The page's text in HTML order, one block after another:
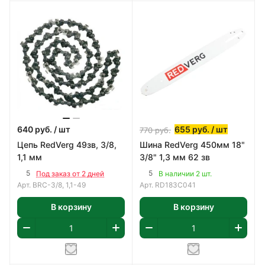
640 руб. / шт
Цепь RedVerg 49зв, 3/8,
1,1 мм
5
Под заказ от 2 дней
Арт. BRC-3/8, 1,1-49
В корзину
770руб. 655 руб. / шт
Шина RedVerg 450мм 18"
3/8" 1,3 мм 62 зв
5
В наличии 2 шт.
Арт. RD183C041
В корзину